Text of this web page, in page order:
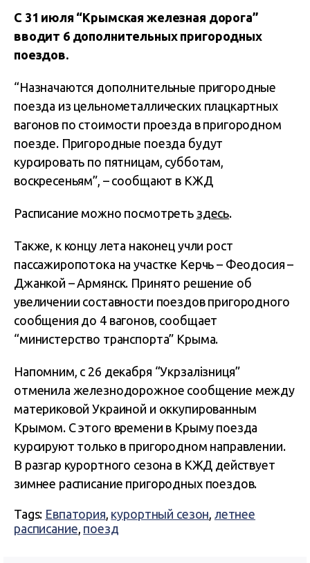
С 31 июля “Крымская железная дорога”
вводит 6 дополнительных пригородных
поездов.
“Назначаются дополнительные пригородные
поезда из цельнометаллических плацкартных
вагонов по стоимости проезда в пригородном
поезде. Пригородные поезда будут
курсировать по пятницам, субботам,
воскресеньям”, – сообщают в КЖД
Расписание можно посмотреть здесь.
Также, к концу лета наконец учли рост
пассажиропотока на участке Керчь – Феодосия –
Джанкой – Армянск. Принято решение об
увеличении составности поездов пригородного
сообщения до 4 вагонов, сообщает
“министерство транспорта” Крыма.
Напомним, с 26 декабря “Укрзалізниця”
отменила железнодорожное сообщение между
материковой Украиной и оккупированным
Крымом. С этого времени в Крыму поезда
курсируют только в пригородном направлении.
В разгар курортного сезона в КЖД действует
зимнее расписание пригородных поездов.
Tags: Евпатория, курортный сезон, летнее
расписание, поезд